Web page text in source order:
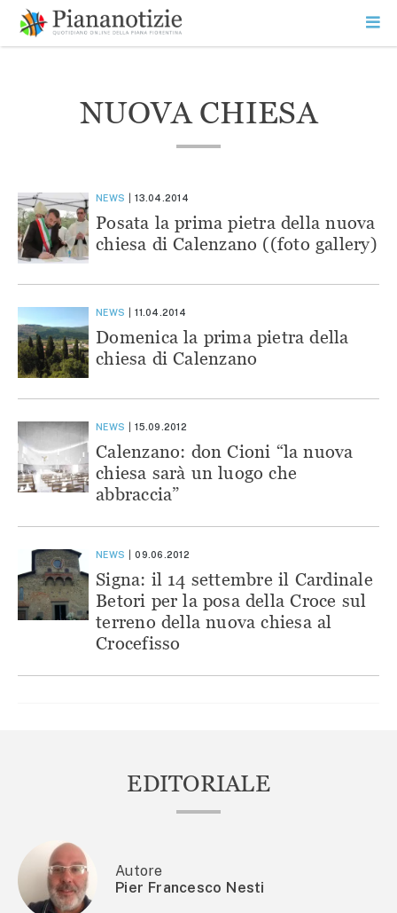
contenuto
SEARCH
NUOVA CHIESA
NEWS 13.04.2014
Posata la prima pietra della nuova
chiesa di Calenzano ((foto gallery)
NEWS 11.04.2014
Domenica la prima pietra della
chiesa di Calenzano
NEWS 15.09.2012
Calenzano: don Cioni “la nuova
chiesa sarà un luogo che
abbraccia”
NEWS 09.06.2012
Signa: il 14 settembre il Cardinale
Betori per la posa della Croce sul
terreno della nuova chiesa al
Crocefisso
EDITORIALE
Autore
Pier Francesco Nesti